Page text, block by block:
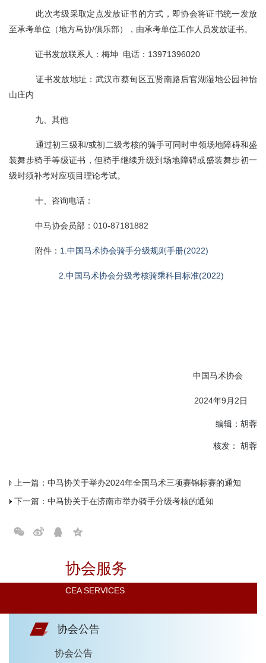
协会服务
CEA SERVICES
协会公告
协会公告
此次考级采取定点发放证书的方式，即协会将证书统一发放
至承考单位（地方马协/俱乐部），由承考单位工作人员发放证书。
证书发放联系人：梅坤 电话：13971396020
证书发放地址：武汉市蔡甸区五贤南路后官湖湿地公园神怡
山庄内
九、其他
通过初三级和/或初二级考核的骑手可同时申领场地障碍和盛
装舞步骑手等级证书，但骑手继续升级到场地障碍或盛装舞步初一
级时须补考对应项目理论考试。
十、咨询电话：
中马协会员部：010-87181882
附件： 1.中国马术协会骑手分级规则手册(2022)
2.中国马术协会分级考核骑乘科目标准(2022)
中国马术协会
2024年9月2日
编辑：胡蓉
核发： 胡蓉
上一篇： 中马协关于举办2024年全国马术三项赛锦标赛的通知
下一篇： 中马协关于在济南市举办骑手分级考核的通知